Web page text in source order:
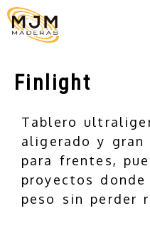
Finlight
Tablero
aligerado y
para frentes,
proyectos
peso sin perder